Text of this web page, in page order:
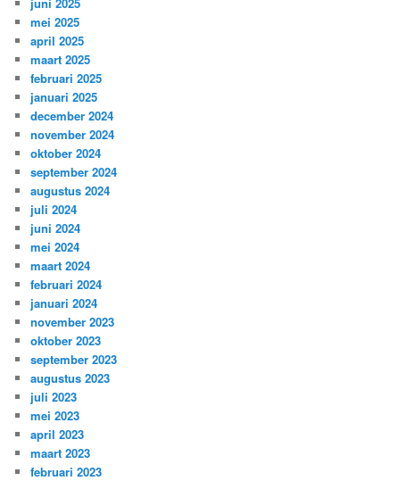
mei 2025
april 2025
maart 2025
februari 2025
januari 2025
december 2024
november 2024
oktober 2024
september 2024
augustus 2024
juli 2024
juni 2024
mei 2024
maart 2024
februari 2024
januari 2024
november 2023
oktober 2023
september 2023
augustus 2023
juli 2023
mei 2023
april 2023
maart 2023
februari 2023